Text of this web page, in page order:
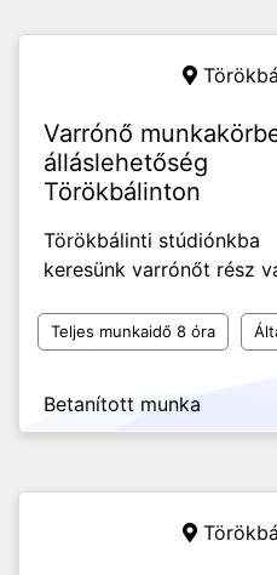
Varrónő
álláslehetőség
Törökbálinton
Törökbálinti stúdiónkba
keresünk varrónőt rész
Teljes munkaidő 8 óra
Betanított munka